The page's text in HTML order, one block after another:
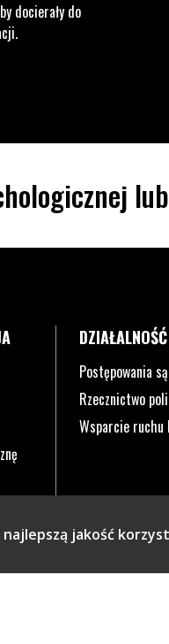
docierały do
DZIAŁALNOŚĆ
Postępowania
Rzecznictwo
Wsparcie ruchu
jakość